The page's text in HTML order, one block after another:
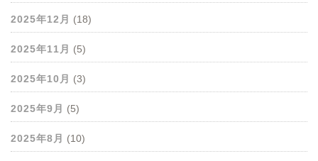
2025年12月 (18)
2025年11月 (5)
2025年10月 (3)
2025年9月 (5)
2025年8月 (10)